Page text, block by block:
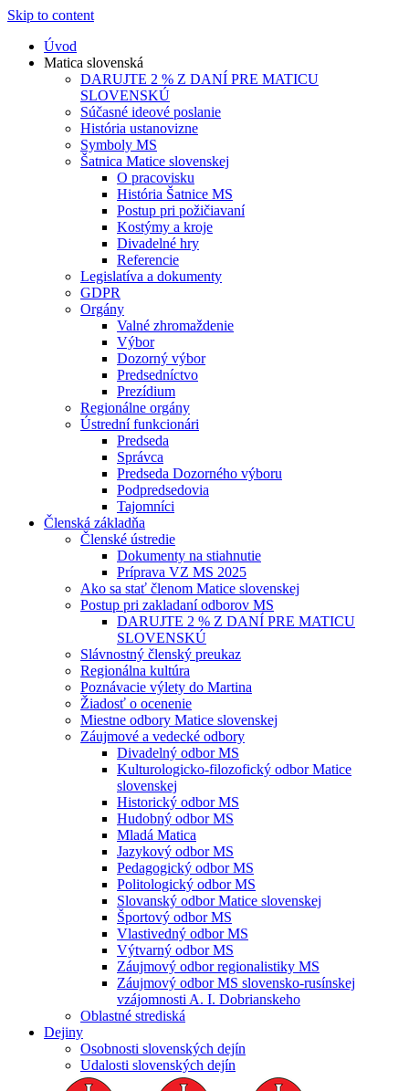
Skip to content
Úvod
Matica slovenská
DARUJTE 2 % Z DANÍ PRE MATICU
SLOVENSKÚ
Súčasné ideové poslanie
História ustanovizne
Symboly MS
Šatnica Matice slovenskej
O pracovisku
História Šatnice MS
Postup pri požičiavaní
Kostýmy a kroje
Divadelné hry
Referencie
Legislatíva a dokumenty
GDPR
Orgány
Valné zhromaždenie
Výbor
Dozorný výbor
Predsedníctvo
Prezídium
Regionálne orgány
Ústrední funkcionári
Predseda
Správca
Predseda Dozorného výboru
Podpredsedovia
Tajomníci
Členská základňa
Členské ústredie
Dokumenty na stiahnutie
Príprava VZ MS 2025
Ako sa stať členom Matice slovenskej
Postup pri zakladaní odborov MS
DARUJTE 2 % Z DANÍ PRE MATICU
SLOVENSKÚ
Slávnostný členský preukaz
Regionálna kultúra
Poznávacie výlety do Martina
Žiadosť o ocenenie
Miestne odbory Matice slovenskej
Záujmové a vedecké odbory
Divadelný odbor MS
Kulturologicko-filozofický odbor Matice
slovenskej
Historický odbor MS
Hudobný odbor MS
Mladá Matica
Jazykový odbor MS
Pedagogický odbor MS
Politologický odbor MS
Slovanský odbor Matice slovenskej
Športový odbor MS
Vlastivedný odbor MS
Výtvarný odbor MS
Záujmový odbor regionalistiky MS
Záujmový odbor MS slovensko-rusínskej
vzájomnosti A. I. Dobrianskeho
Oblastné strediská
Dejiny
Osobnosti slovenských dejín
Udalosti slovenských dejín